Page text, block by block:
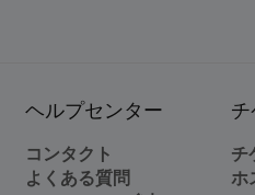
ヘルプセンター
コンタクト
よくある質問
チ
チ
ホ